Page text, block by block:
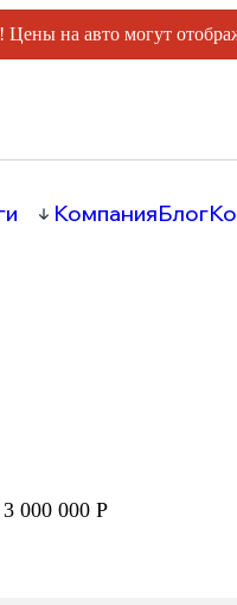
на авто могут
КомпанияБлог
3 000 000 Р